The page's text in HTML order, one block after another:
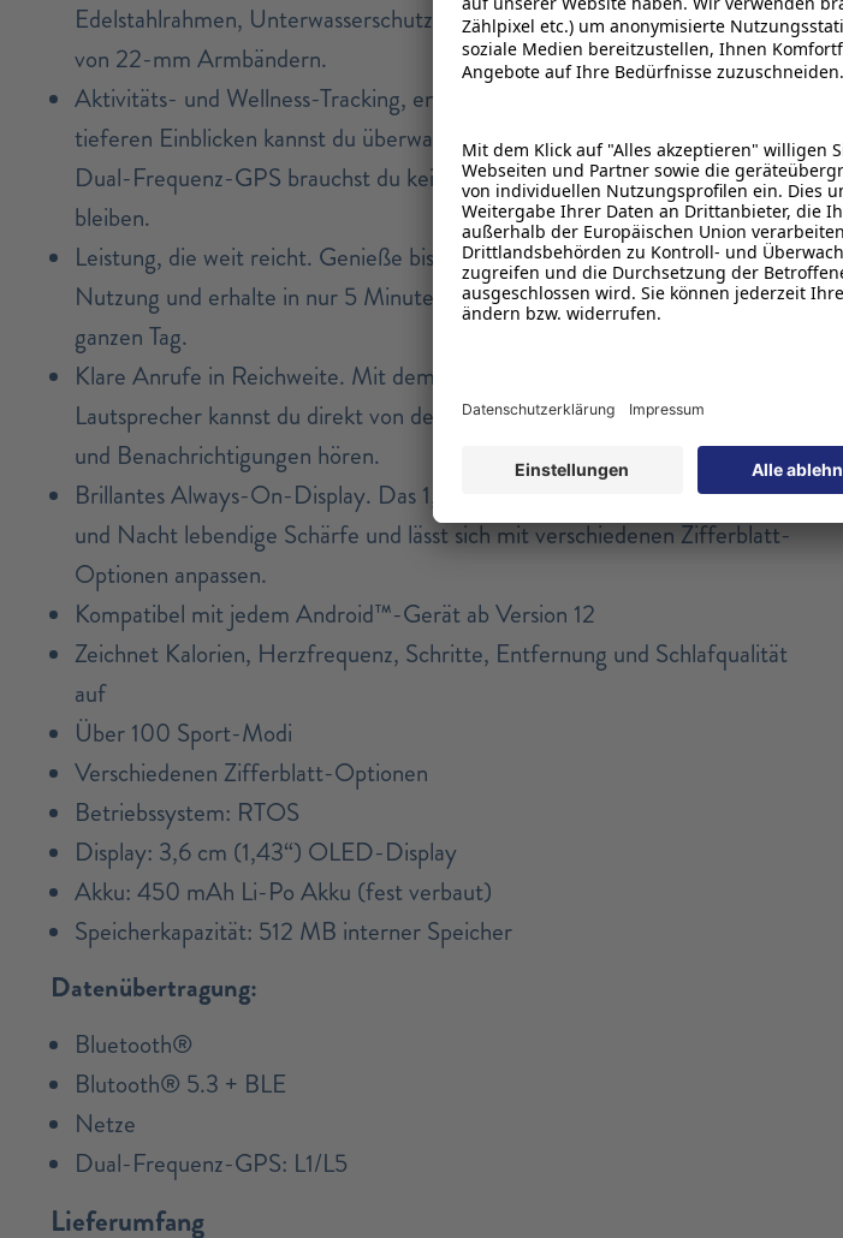
Edelstahlrahmen, Unterwasserschutz und Anpassbarkeit mit einer Vielzahl
von 22-mm Armbändern.
Aktivitäts- und Wellness-Tracking, entwickelt von Polar. Mit
tieferen Einblicken kannst du überwachen, was am wichtigsten ist, und mit
Dual-Frequenz-GPS brauchst du kein Smartphone, um auf Kurs zu
bleiben.
Leistung, die weit reicht. Genieße bis zu 13 Tage ununterbrochene
Nutzung und erhalte in nur 5 Minuten Ladezeit genug Akku für einen
ganzen Tag.
Klare Anrufe in Reichweite. Mit dem integrierten Mikrofon und
Lautsprecher kannst du direkt von deinem Handgelenk Anrufe annehmen
und Benachrichtigungen hören.
Brillantes Always-On-Display. Das 1,43-Zoll-OLED-Display bietet Tag
und Nacht lebendige Schärfe und lässt sich mit verschiedenen Zifferblatt-
Optionen anpassen.
Kompatibel mit jedem Android™-Gerät ab Version 12
Zeichnet Kalorien, Herzfrequenz, Schritte, Entfernung und Schlafqualität
auf
Über 100 Sport-Modi
Verschiedenen Zifferblatt-Optionen
Betriebssystem: RTOS
Display: 3,6 cm (1,43“) OLED-Display
Akku: 450 mAh Li-Po Akku (fest verbaut)
Speicherkapazität: 512 MB interner Speicher
Datenübertragung:
​Bluetooth®
Blutooth® 5.3 + BLE
Netze
Dual-Frequenz-GPS: L1/L5
Lieferumfang